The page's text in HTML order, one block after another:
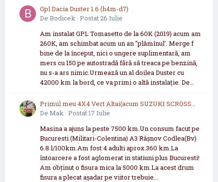
Gpl Dacia Duster 1.6 (h4m-d7)
De Bodicek· Postat26 Iulie
Am instalat GPL Tomasetto de la 60K (2019) acum am
260K, am schimbat acum un an "plămînul'. Merge f
bine de la început, nici o ungere suplimentară, am
mers cu 150 pe autostradă fără să treaca pe benzină,
nu s-a ars nimic.Urmează un al doilea Duster cu
42000 km la bord, ce va primi o altă instalație. De...
Primul meu 4X4 Vert Altai(acum SUZUKI SCROSS
2021 now 2026
De Mak· Postat17 Iulie
Masina a ajuns la peste 7500 km.Un consum facut pe
Bucuresti (Militari-Colentina) A3 Râșnov Codlea(Bv)
6.8 l/100km.Am fost 4 adulti aprox.360 km.La
întoarcere a fost aglomerat in statiuni plus Bucuresti!
Am obținut o fisura mica la 5000 km.La acest drum
fisura a plecat așadar pe viitor trebuie...